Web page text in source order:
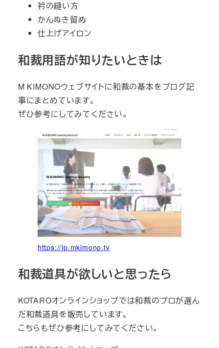
衿の縫い方
かんぬき留め
仕上げアイロン
和裁用語が知りたいときは
M KIMONOウェブサイトに和裁の基本をブログ記
事にまとめています。
ぜひ参考にしてみてください。
https://jp.mkimono.tv
和裁道具が欲しいと思ったら
KOTAROオンラインショップでは和裁のプロが選ん
だ和裁道具を販売しています。
こちらもぜひ参考にしてみてください。